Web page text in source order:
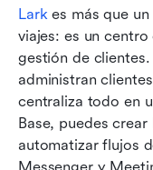
Lark es más que
viajes: es un
gestión de
administran
centraliza todo en
Base, puedes
automatizar flujos